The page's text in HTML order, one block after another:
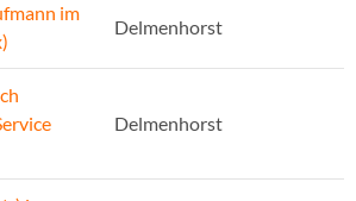
im
Delmenhorst
Delmenhorst